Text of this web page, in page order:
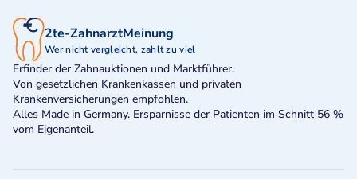
2te-ZahnarztMeinung
Wer nicht vergleicht, zahlt zu viel
Erfinder der Zahnauktionen und Marktführer.
Von gesetzlichen Krankenkassen und privaten
Krankenversicherungen empfohlen.
Alles Made in Germany. Ersparnisse der Patienten im Schnitt 56 %
vom Eigenanteil.